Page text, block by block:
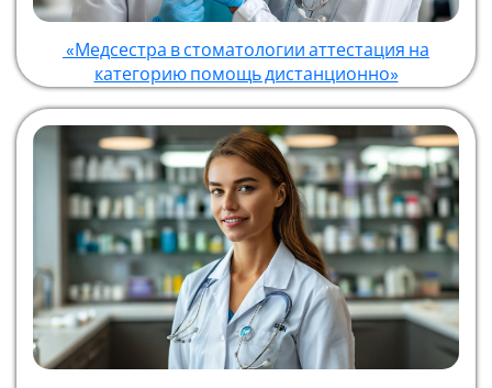
«Медсестра в стоматологии аттестация на
категорию помощь дистанционно»